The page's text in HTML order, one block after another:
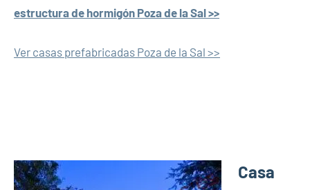
estructura de hormigón Poza de la Sal >>
Ver casas prefabricadas Poza de la Sal >>
Casa